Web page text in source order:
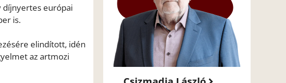
díjnyertes európai
is.
elindított, idén
az artmozi